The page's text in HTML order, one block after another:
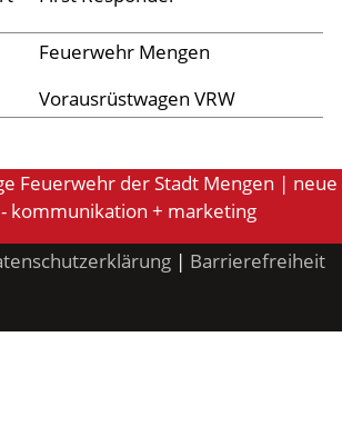
Feuerwehr Mengen
Vorausrüstwagen VRW
Feuerwehr der Stadt Mengen | neue
kommunikation + marketing
| Barrierefreiheit